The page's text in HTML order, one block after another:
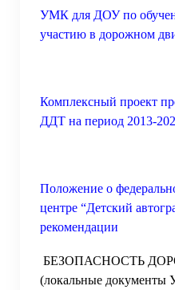
УМК для ДОУ по
участию в дорожном
Комплексный проект
ДДТ на период 2013-
Положение о
центре “Детский
рекомендации
БЕЗОПАСНОСТЬ
(локальные документы